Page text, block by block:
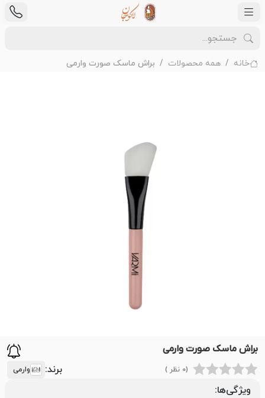
خانه همه محصولات براش ماسک صورت وارمی
براش ماسک صورت وارمی
(0 نظر ) برند: وارمی
ویژگی‌ها: